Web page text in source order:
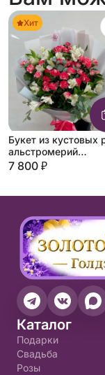
Хит
Букет из кустовых
альстромерий
«Клубничный»
7 800 ₽
Каталог
Подарки
Свадьба
Розы